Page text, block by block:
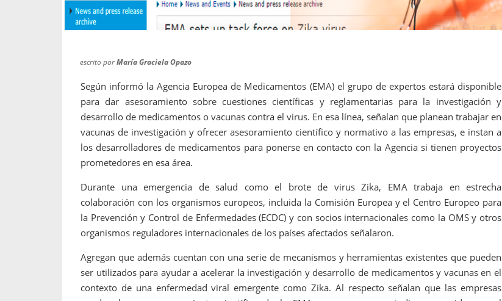
escrito porMaría Graciela Opazo
Según informó la Agencia Europea de Medicamentos (EMA) el grupo de expertos estará disponible
para dar asesoramiento sobre cuestiones científicas y reglamentarias para la investigación y
desarrollo de medicamentos o vacunas contra el virus. En esa línea, señalan que planean trabajar en
vacunas de investigación y ofrecer asesoramiento científico y normativo a las empresas, e instan a
los desarrolladores de medicamentos para ponerse en contacto con la Agencia si tienen proyectos
prometedores en esa área.
Durante una emergencia de salud como el brote de virus Zika, EMA trabaja en estrecha
colaboración con los organismos europeos, incluida la Comisión Europea y el Centro Europeo para
la Prevención y Control de Enfermedades (ECDC) y con socios internacionales como la OMS y otros
organismos reguladores internacionales de los países afectados señalaron.
Agregan que además cuentan con una serie de mecanismos y herramientas existentes que pueden
ser utilizados para ayudar a acelerar la investigación y desarrollo de medicamentos y vacunas en el
contexto de una enfermedad viral emergente como Zika. Al respecto señalan que las empresas